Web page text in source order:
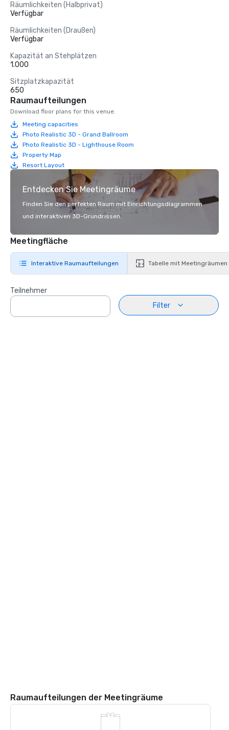
Räumlichkeiten (Halbprivat)
Verfügbar
Räumlichkeiten (Draußen)
Verfügbar
Kapazität an Stehplätzen
1.000
Sitzplatzkapazität
650
Raumaufteilungen
Download floor plans for this venue.
Meeting capacities
Photo Realistic 3D - Grand Ballroom
Photo Realistic 3D - Lighthouse Room
Property Map
Resort Layout
Entdecken Sie Meetingräume
Finden Sie den perfekten Raum mit Einrichtungsdiagrammen
und interaktiven 3D-Grundrissen.
Meetingfläche
Interaktive Raumaufteilungen Tabelle mit Meetingräumen
Teilnehmer
Filter
Raumaufteilungen der Meetingräume